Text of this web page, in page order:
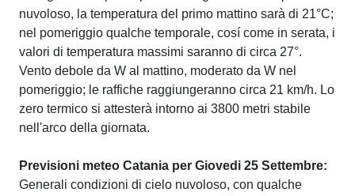
nuvoloso, la temperatura del primo mattino sarà di 21°C;
nel pomeriggio qualche temporale, cosí come in serata, i
valori di temperatura massimi saranno di circa 27°.
Vento debole da W al mattino, moderato da W nel
pomeriggio; le raffiche raggiungeranno circa 21 km/h. Lo
zero termico si attesterà intorno ai 3800 metri stabile
nell'arco della giornata.
Previsioni meteo Catania per Giovedi 25 Settembre:
Generali condizioni di cielo nuvoloso, con qualche